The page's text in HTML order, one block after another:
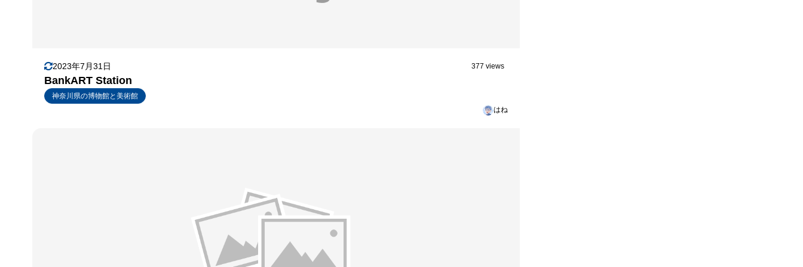
2023年7月31日 377 views
BankART Station
神奈川県の博物館と美術館
はね